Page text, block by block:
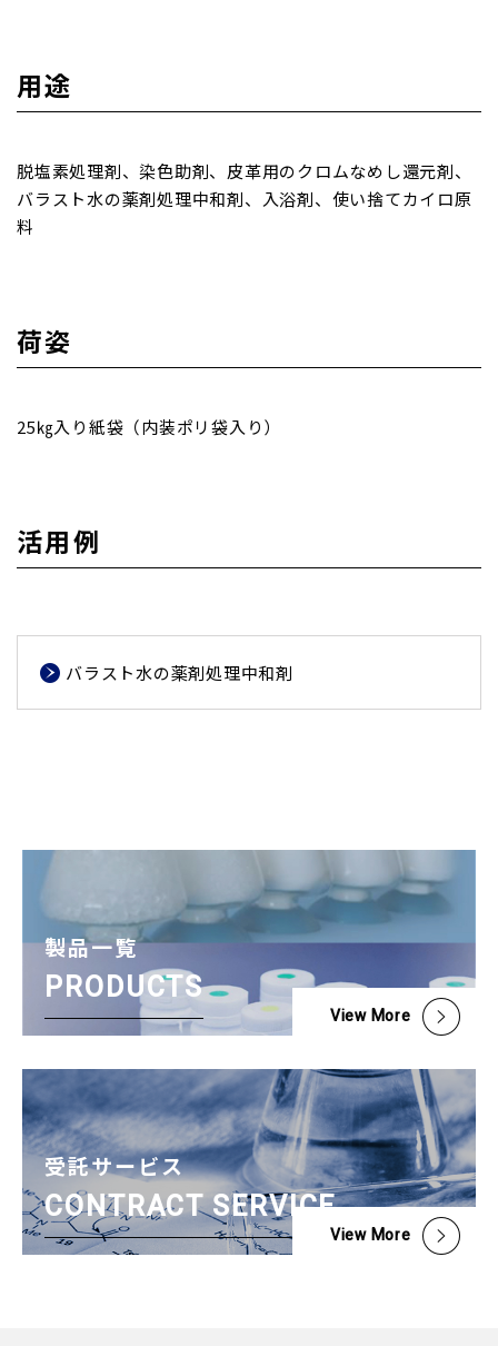
用途
脱塩素処理剤、染色助剤、皮革用のクロムなめし還元剤、
バラスト水の薬剤処理中和剤、入浴剤、使い捨てカイロ原
料
荷姿
25㎏入り紙袋（内装ポリ袋入り）
活用例
バラスト水の薬剤処理中和剤
製品一覧
PRODUCTS
View More
受託サービス
CONTRACT SERVICE
View More